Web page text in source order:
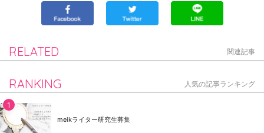
RELATED 関連記事
RANKING 人気の記事ランキング
meikライター研究生募集